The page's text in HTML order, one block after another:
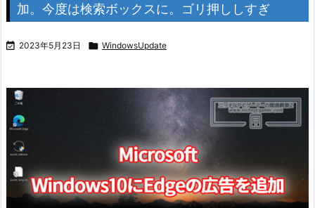
加。今度は検索ボックスに。ゴリ押ししすぎ
 2023年5月23日  WindowsUpdate